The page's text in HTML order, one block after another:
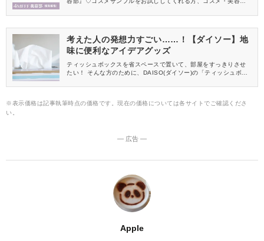
考えた人の発想力すごい……！【ダイソー】地
味に便利なアイデアグッズ
ティッシュボックスを省スペースで置いて、部屋をすっきりさせ
たい！ そんな方のために、DAISO(ダイソー)の「ティッシュボッ
※表示価格は記事執筆時点の価格です。現在の価格については各サイトでご確認くださ
い。
― 広告 ―
Apple